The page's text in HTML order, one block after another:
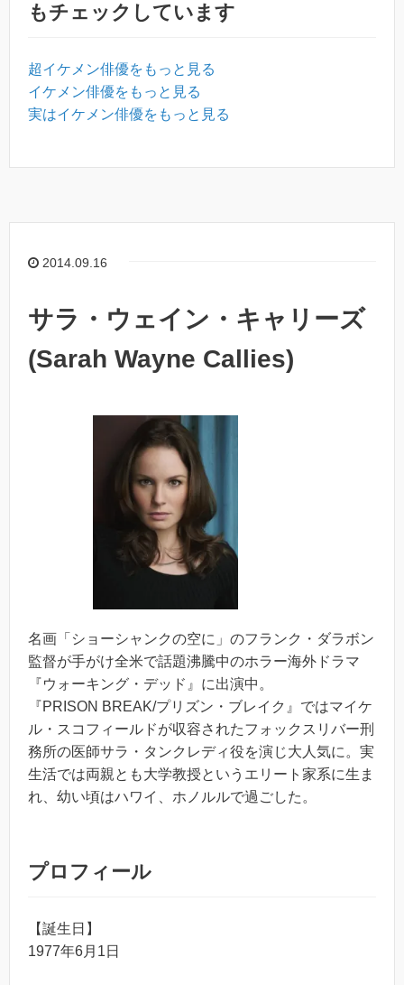
もチェックしています
超イケメン俳優をもっと見る
イケメン俳優をもっと見る
実はイケメン俳優をもっと見る
2014.09.16
サラ・ウェイン・キャリーズ
(Sarah Wayne Callies)
名画「ショーシャンクの空に」のフランク・ダラボン
監督が手がけ全米で話題沸騰中のホラー海外ドラマ
『ウォーキング・デッド』に出演中。
『PRISON BREAK/プリズン・ブレイク』ではマイケ
ル・スコフィールドが収容されたフォックスリバー刑
務所の医師サラ・タンクレディ役を演じ大人気に。実
生活では両親とも大学教授というエリート家系に生ま
れ、幼い頃はハワイ、ホノルルで過ごした。
プロフィール
【誕生日】
1977年6月1日